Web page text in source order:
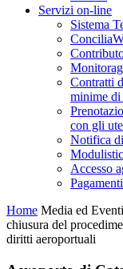
Servizi on-line
Sistema
Contratti
minime di
con gli
Notifica
Accesso
Home Media ed Eventi
chiusura del
diritti aeroportuali